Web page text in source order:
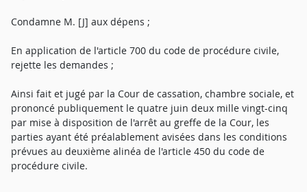
Condamne M. [J] aux dépens ;
En application de l'article 700 du code de procédure civile,
rejette les demandes ;
Ainsi fait et jugé par la Cour de cassation, chambre sociale, et
prononcé publiquement le quatre juin deux mille vingt-cinq
par mise à disposition de l'arrêt au greffe de la Cour, les
parties ayant été préalablement avisées dans les conditions
prévues au deuxième alinéa de l'article 450 du code de
procédure civile.